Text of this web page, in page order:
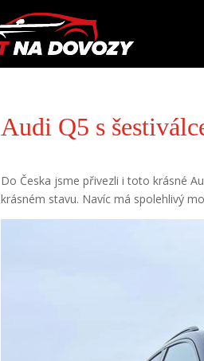
Audi Q5 s
Do Česka jsme přivezli i toto krásné
krásném stavu. Navíc má spolehlivý